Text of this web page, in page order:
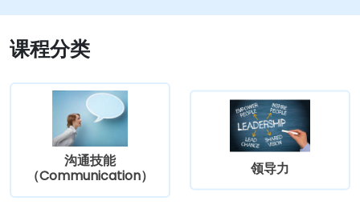
课程分类
沟通技能
（Communication）
领导力